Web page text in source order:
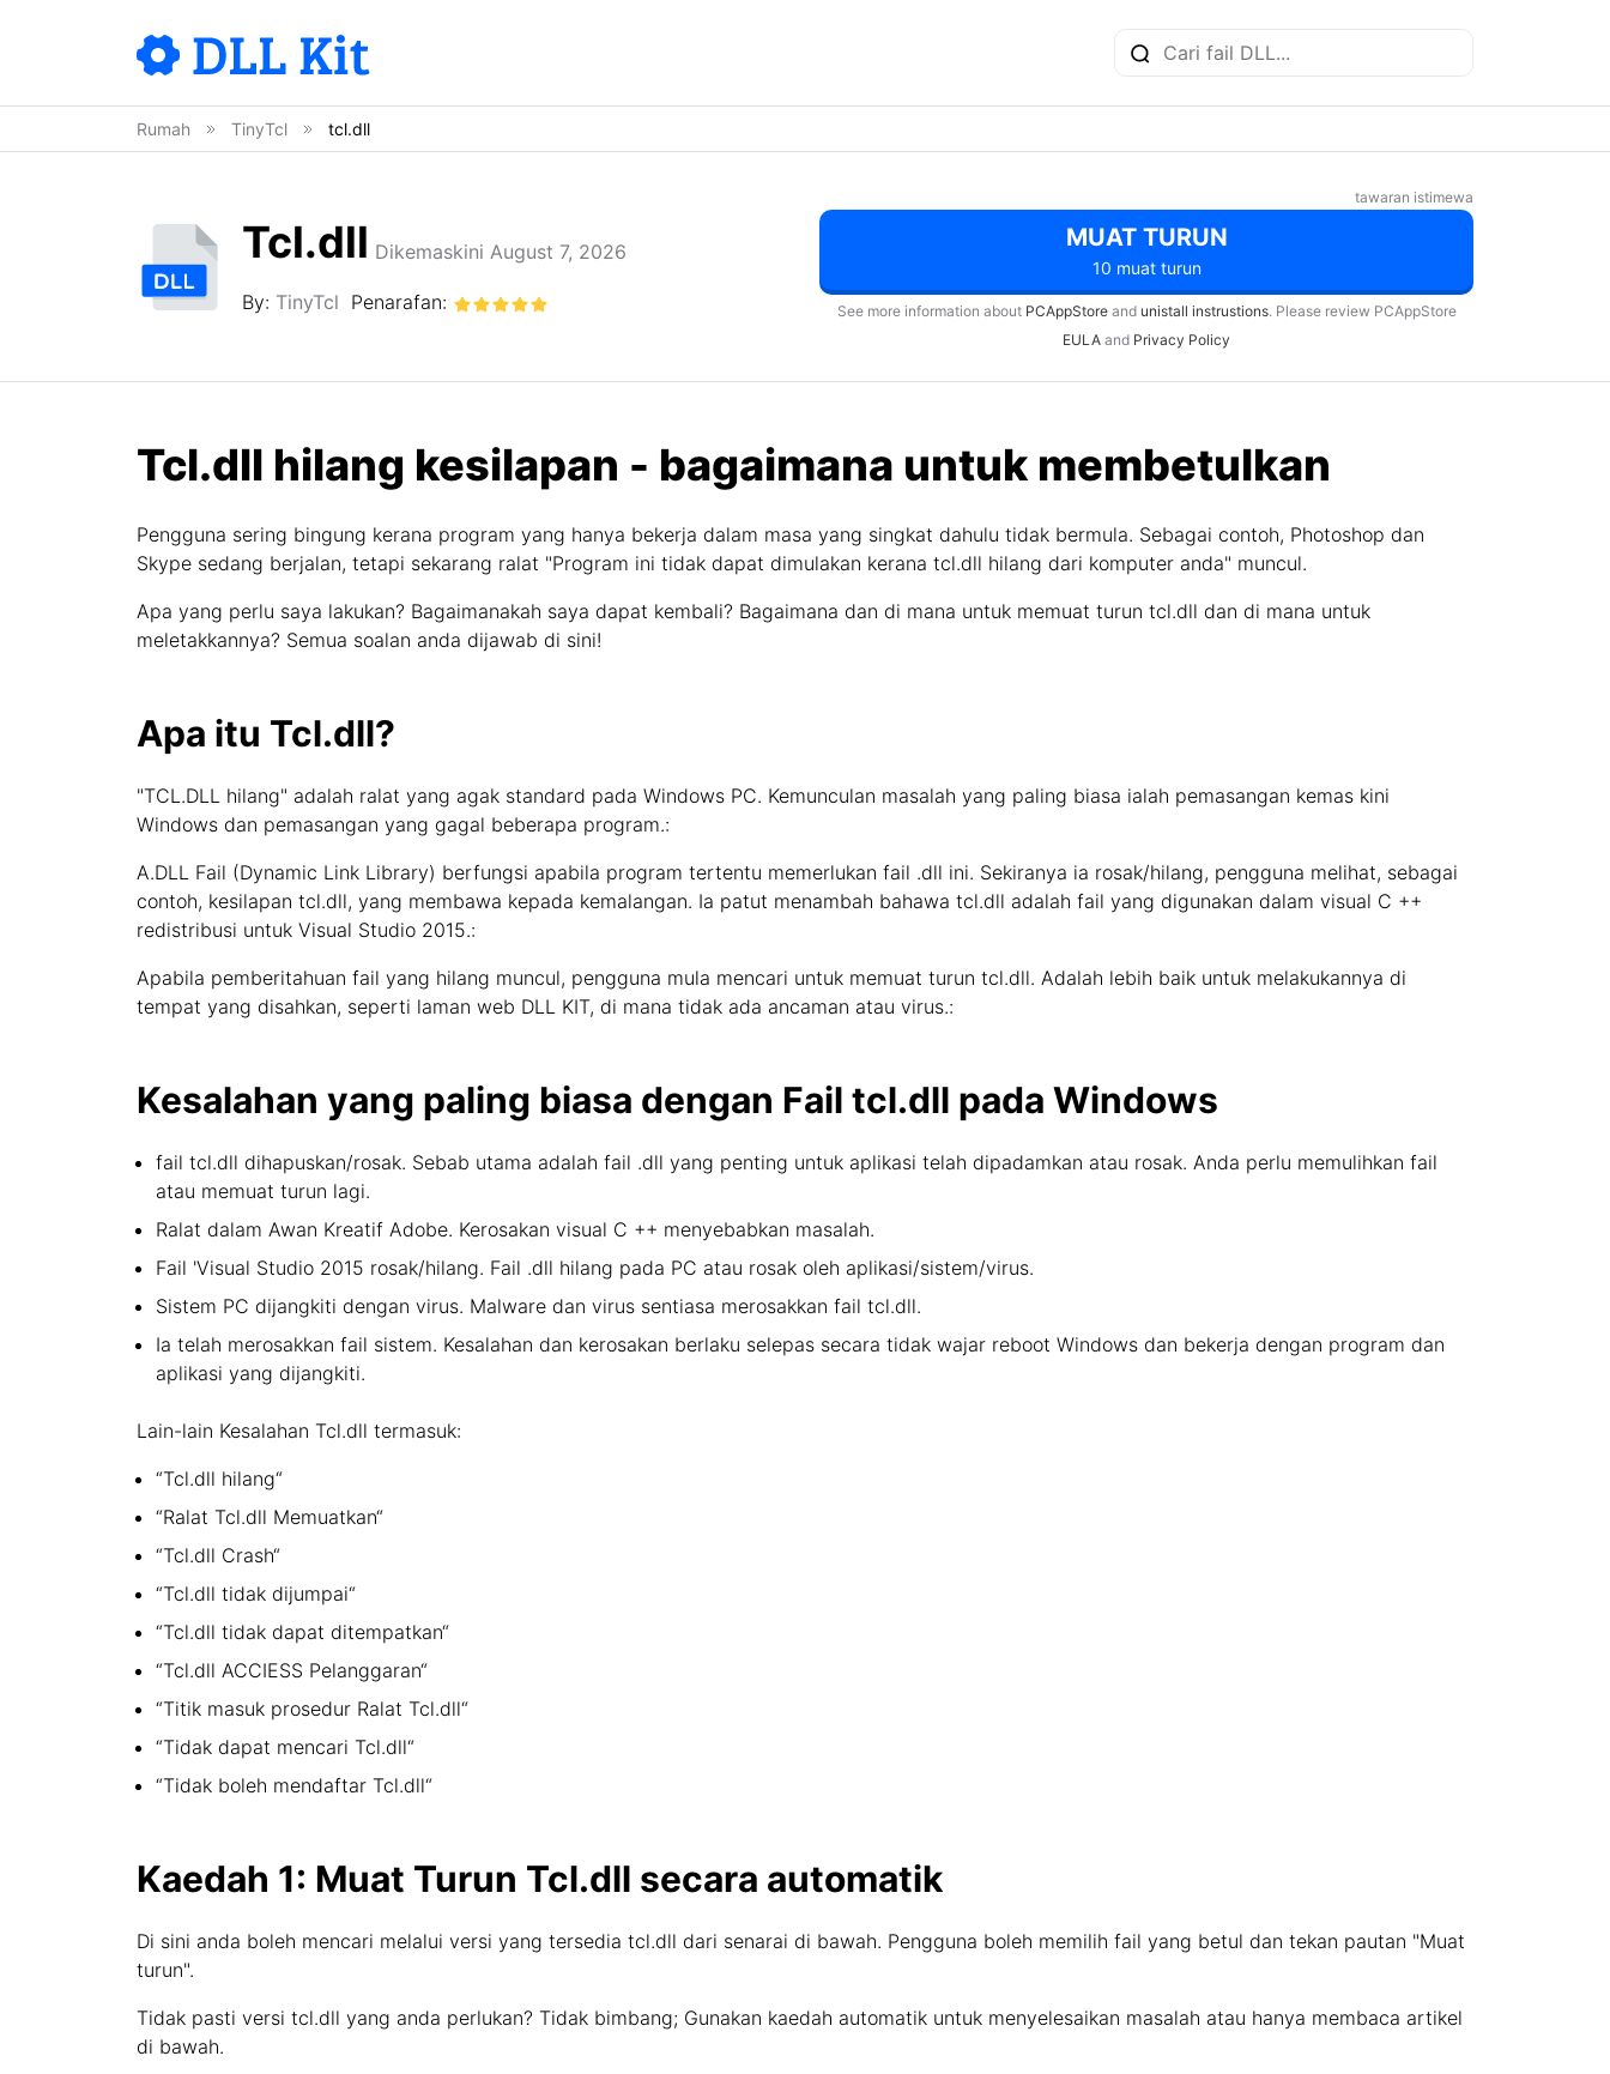
Rumah TinyTcl tcl.dll
Tcl.dll Dikemaskini August 7, 2026
By: TinyTcl Penarafan:
tawaran istimewa
MUAT TURUN
10 muat turun
See more information about PCAppStoreand unistall instrustions. Please review PCAppStore
EULA and Privacy Policy
Tcl.dll hilang kesilapan - bagaimana untuk membetulkan
Pengguna sering bingung kerana program yang hanya bekerja dalam masa yang singkat dahulu tidak bermula. Sebagai contoh, Photoshop dan
Skype sedang berjalan, tetapi sekarang ralat "Program ini tidak dapat dimulakan kerana tcl.dll hilang dari komputer anda" muncul.
Apa yang perlu saya lakukan? Bagaimanakah saya dapat kembali? Bagaimana dan di mana untuk memuat turun tcl.dll dan di mana untuk
meletakkannya? Semua soalan anda dijawab di sini!
Apa itu Tcl.dll?
"TCL.DLL hilang" adalah ralat yang agak standard pada Windows PC. Kemunculan masalah yang paling biasa ialah pemasangan kemas kini
Windows dan pemasangan yang gagal beberapa program.:
A.DLL Fail (Dynamic Link Library) berfungsi apabila program tertentu memerlukan fail .dll ini. Sekiranya ia rosak/hilang, pengguna melihat, sebagai
contoh, kesilapan tcl.dll, yang membawa kepada kemalangan. Ia patut menambah bahawa tcl.dll adalah fail yang digunakan dalam visual C ++
redistribusi untuk Visual Studio 2015.:
Apabila pemberitahuan fail yang hilang muncul, pengguna mula mencari untuk memuat turun tcl.dll. Adalah lebih baik untuk melakukannya di
tempat yang disahkan, seperti laman web DLL KIT, di mana tidak ada ancaman atau virus.:
Kesalahan yang paling biasa dengan Fail tcl.dll pada Windows
fail tcl.dll dihapuskan/rosak. Sebab utama adalah fail .dll yang penting untuk aplikasi telah dipadamkan atau rosak. Anda perlu memulihkan fail
atau memuat turun lagi.
Ralat dalam Awan Kreatif Adobe. Kerosakan visual C ++ menyebabkan masalah.
Fail 'Visual Studio 2015 rosak/hilang. Fail .dll hilang pada PC atau rosak oleh aplikasi/sistem/virus.
Sistem PC dijangkiti dengan virus. Malware dan virus sentiasa merosakkan fail tcl.dll.
Ia telah merosakkan fail sistem. Kesalahan dan kerosakan berlaku selepas secara tidak wajar reboot Windows dan bekerja dengan program dan
aplikasi yang dijangkiti.
Lain-lain Kesalahan Tcl.dll termasuk:
“Tcl.dll hilang“
“Ralat Tcl.dll Memuatkan“
“Tcl.dll Crash“
“Tcl.dll tidak dijumpai“
“Tcl.dll tidak dapat ditempatkan“
“Tcl.dll ACCIESS Pelanggaran“
“Titik masuk prosedur Ralat Tcl.dll“
“Tidak dapat mencari Tcl.dll“
“Tidak boleh mendaftar Tcl.dll“
Kaedah 1: Muat Turun Tcl.dll secara automatik
Di sini anda boleh mencari melalui versi yang tersedia tcl.dll dari senarai di bawah. Pengguna boleh memilih fail yang betul dan tekan pautan "Muat
turun".
Tidak pasti versi tcl.dll yang anda perlukan? Tidak bimbang; Gunakan kaedah automatik untuk menyelesaikan masalah atau hanya membaca artikel
di bawah.